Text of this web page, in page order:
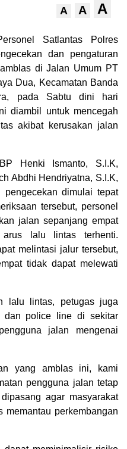
A A A
Satlantas Polres
dan pengaturan
di Jalan Umum PT
Dua, Kecamatan Banda
pada Sabtu dini hari
diambil untuk mencegah
akibat kerusakan jalan
Henki Ismanto, S.I.K,
Abdhi Hendriyatna, S.I.K,
pengecekan dimulai tepat
tersebut, personel
jalan sepanjang empat
arus lalu lintas terhenti.
melintasi jalur tersebut,
tidak dapat melewati
lalu lintas, petugas juga
dan police line di sekitar
jalan mengenai
yang amblas ini, kami
pengguna jalan tetap
agar masyarakat
memantau perkembangan